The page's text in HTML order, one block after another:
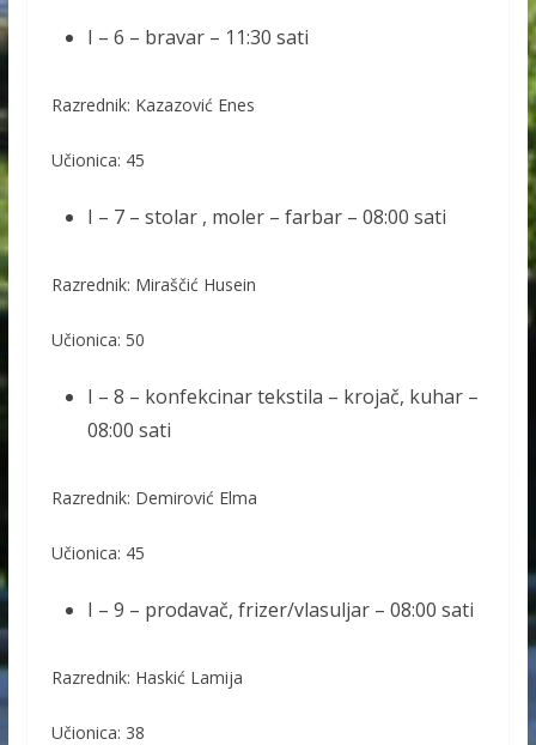
I – 6 – bravar – 11:30 sati
Razrednik: Kazazović Enes
Učionica: 45
I – 7 – stolar , moler – farbar – 08:00 sati
Razrednik: Miraščić Husein
Učionica: 50
I – 8 – konfekcinar tekstila – krojač, kuhar –
08:00 sati
Razrednik: Demirović Elma
Učionica: 45
I – 9 – prodavač, frizer/vlasuljar – 08:00 sati
Razrednik: Haskić Lamija
Učionica: 38